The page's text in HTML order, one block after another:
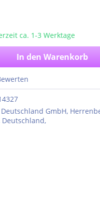
ca. 1-3 Werktage
In den Warenkorb
Deutschland GmbH,
Deutschland,